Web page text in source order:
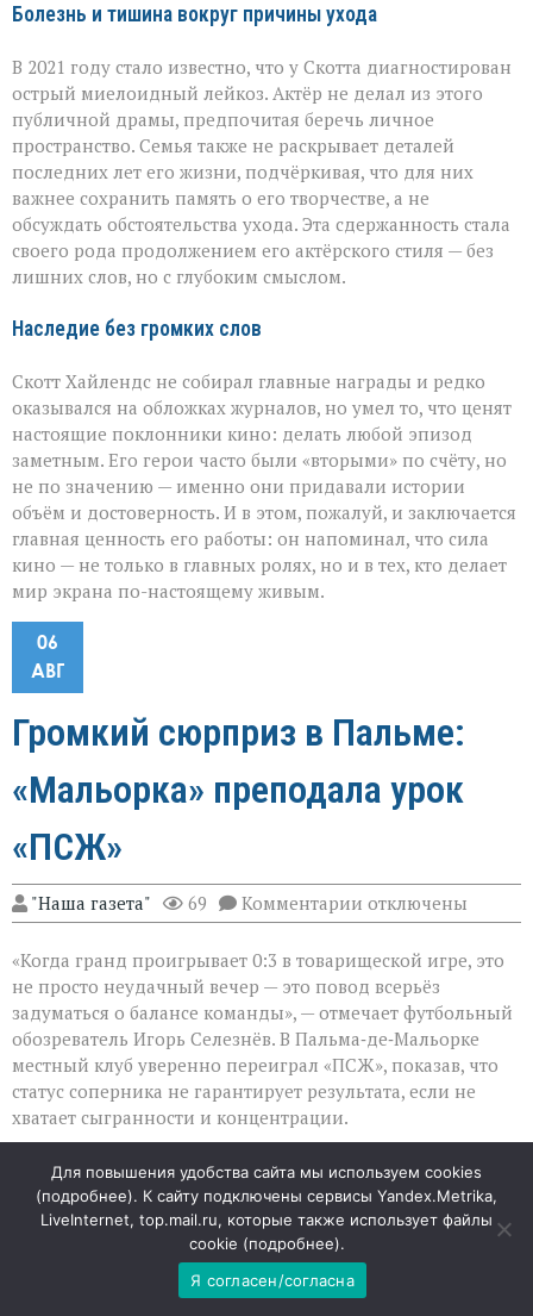
Болезнь и тишина вокруг причины ухода
В 2021 году стало известно, что у Скотта диагностирован
острый миелоидный лейкоз. Актёр не делал из этого
публичной драмы, предпочитая беречь личное
пространство. Семья также не раскрывает деталей
последних лет его жизни, подчёркивая, что для них
важнее сохранить память о его творчестве, а не
обсуждать обстоятельства ухода. Эта сдержанность стала
своего рода продолжением его актёрского стиля — без
лишних слов, но с глубоким смыслом.
Наследие без громких слов
Скотт Хайлендс не собирал главные награды и редко
оказывался на обложках журналов, но умел то, что ценят
настоящие поклонники кино: делать любой эпизод
заметным. Его герои часто были «вторыми» по счёту, но
не по значению — именно они придавали истории
объём и достоверность. И в этом, пожалуй, и заключается
главная ценность его работы: он напоминал, что сила
кино — не только в главных ролях, но и в тех, кто делает
мир экрана по-настоящему живым.
06
АВГ
Громкий сюрприз в Пальме:
«Мальорка» преподала урок
«ПСЖ»
"Наша газета" 69 Комментарии к
записи
сюрприз
в
Пальме:
«Мальорка»
преподала
урок
«ПСЖ»
отключены
«Когда гранд проигрывает 0:3 в товарищеской игре, это
не просто неудачный вечер — это повод всерьёз
задуматься о балансе команды», — отмечает футбольный
обозреватель Игорь Селезнёв. В Пальма‑де‑Мальорке
местный клуб уверенно переиграл «ПСЖ», показав, что
статус соперника не гарантирует результата, если не
хватает сыгранности и концентрации.
Уверенность хозяев и растерянность гостей
«Мальорка» с первых минут действовала собранно и
прагматично: команда не пыталась копировать
зрелищный стиль топ‑клубов, а делала ставку на
плотную игру и быстрые выходы из обороны. Именно
Для повышения удобства сайта мы используем cookies
(подробнее). К сайту подключены сервисы Yandex.Metrika,
LiveInternet, top.mail.ru, которые также использует файлы
cookie (подробнее).
Я согласен/согласна